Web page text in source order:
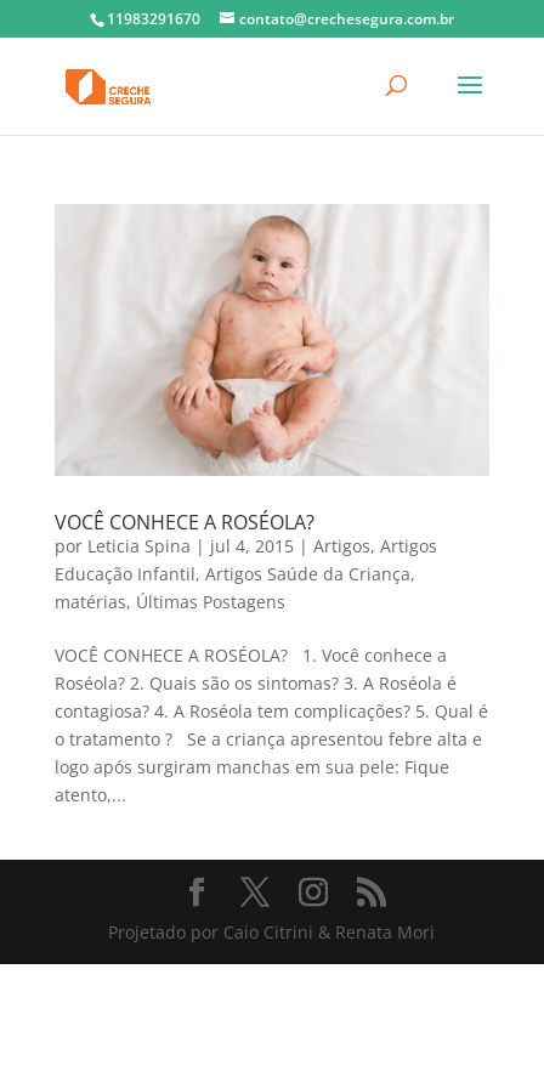
11983291670 contato@crechesegura.com.br
VOCÊ CONHECE A ROSÉOLA?
por Leticia Spina | jul 4, 2015| Artigos, Artigos
Educação Infantil, Artigos Saúde da Criança,
matérias, Últimas Postagens
VOCÊ CONHECE A ROSÉOLA? 1. Você conhece a
Roséola? 2. Quais são os sintomas? 3. A Roséola é
contagiosa? 4. A Roséola tem complicações? 5. Qual é
o tratamento ? Se a criança apresentou febre alta e
logo após surgiram manchas em sua pele: Fique
atento,...
Projetado por Caio Citrini & Renata Mori